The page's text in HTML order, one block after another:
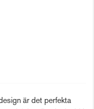
är det perfekta